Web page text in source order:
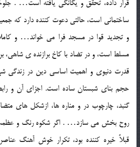
قرار داده، تحقق و یگانگی یافته است… .
ساختمانی است، حالتی دعوت کننده دارد که
و تجدید قوا در مسجد فرا می خواند… و
مسلط است، و در تضاد با کاخ برازنده ی شاهی،
قدرت دنیوی و اهمیت اساسی دین در
حجم بنای شبستان ساده است. اجزای آن و
گنبد، چارچوب در و مناره ها، ازشکل های
روح بخش می سازد… . اگر شکوه رنگ و
قبلاً خیره کننده بود، تکرار خوش آهنگ